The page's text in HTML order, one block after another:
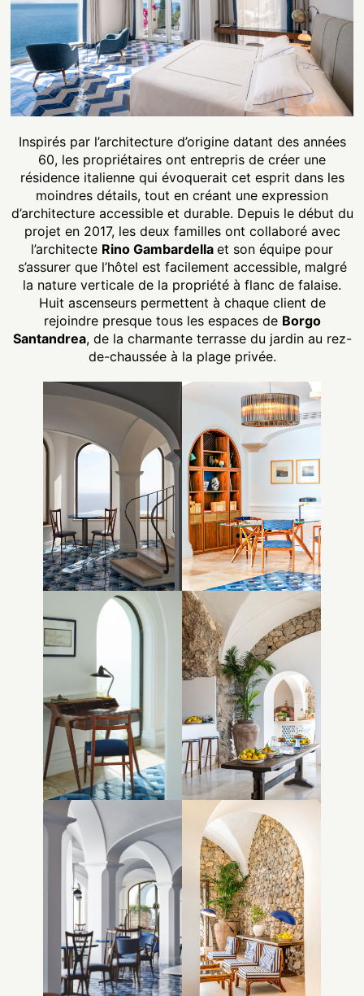
Inspirés par l’architecture d’origine datant des années
60, les propriétaires ont entrepris de créer une
résidence italienne qui évoquerait cet esprit dans les
moindres détails, tout en créant une expression
d’architecture accessible et durable. Depuis le début du
projet en 2017, les deux familles ont collaboré avec
l’architecte Rino Gambardella et son équipe pour
s’assurer que l’hôtel est facilement accessible, malgré
la nature verticale de la propriété à flanc de falaise.
Huit ascenseurs permettent à chaque client de
rejoindre presque tous les espaces de Borgo
Santandrea, de la charmante terrasse du jardin au rez-
de-chaussée à la plage privée.